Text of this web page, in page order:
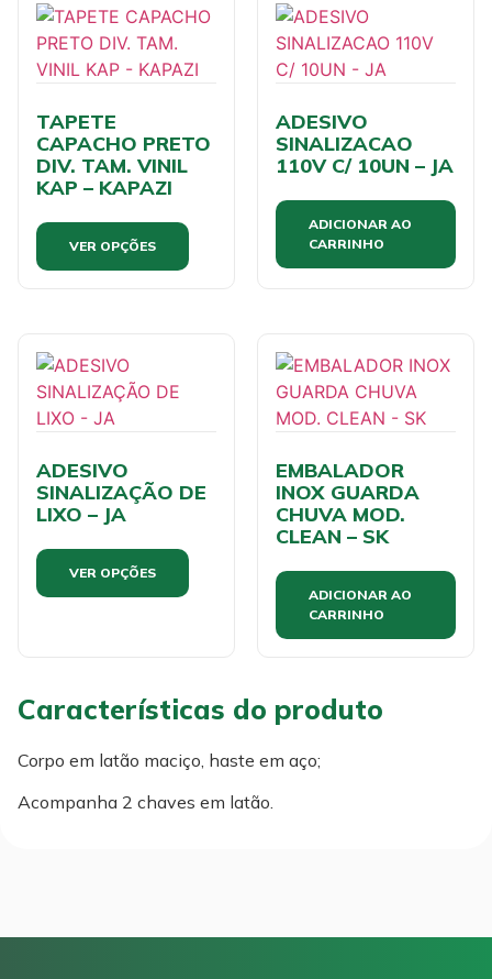
TAPETE
CAPACHO PRETO
DIV. TAM. VINIL
KAP – KAPAZI
VER OPÇÕES
ADESIVO
SINALIZACAO
110V C/ 10UN – JA
ADICIONAR AO
CARRINHO
ADESIVO
SINALIZAÇÃO DE
LIXO – JA
VER OPÇÕES
EMBALADOR
INOX GUARDA
CHUVA MOD.
CLEAN – SK
ADICIONAR AO
CARRINHO
Características do produto
Corpo em latão maciço, haste em aço;
Acompanha 2 chaves em latão.